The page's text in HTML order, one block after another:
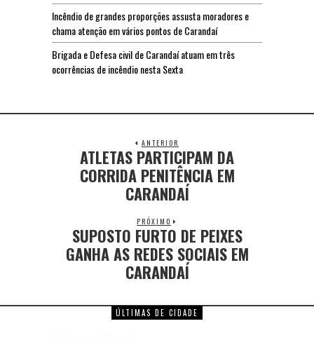
Incêndio de grandes proporções assusta moradores e
chama atenção em vários pontos de Carandaí
Brigada e Defesa civil de Carandaí atuam em três
ocorrências de incêndio nesta Sexta
ANTERIOR
ATLETAS PARTICIPAM DA
CORRIDA PENITÊNCIA EM
CARANDAÍ
PRÓXIMO
SUPOSTO FURTO DE PEIXES
GANHA AS REDES SOCIAIS EM
CARANDAÍ
ÚLTIMAS DE CIDADE